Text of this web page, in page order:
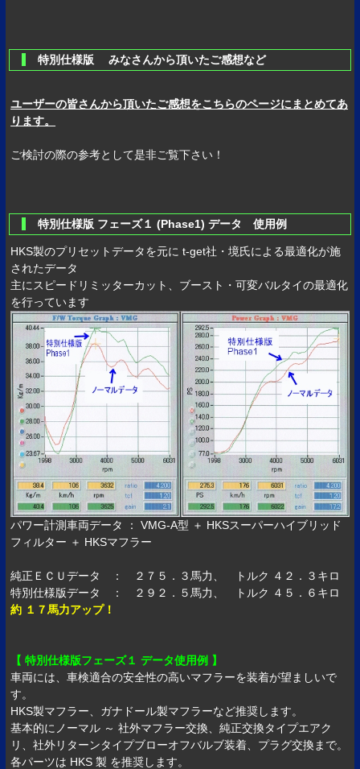
特別仕様版 みなさんから頂いたご感想など
ユーザーの皆さんから頂いたご感想をこちらのページにまとめてあ
ります。
ご検討の際の参考として是非ご覧下さい！
特別仕様版 フェーズ１ (Phase1) データ 使用例
HKS製のプリセットデータを元に t-get社・境氏による最適化が施
されたデータ
主にスピードリミッターカット、ブースト・可変バルタイの最適化
を行っています
パワー計測車両データ ： VMG-A型 ＋ HKSスーパーハイブリッド
フィルター ＋ HKSマフラー
純正ＥＣＵデータ ： ２７５．３馬力、 トルク ４２．３キロ
特別仕様版データ ： ２９２．５馬力、 トルク ４５．６キロ
約 １７馬力アップ！
【 特別仕様版フェーズ１ データ使用例 】
車両には、車検適合の安全性の高いマフラーを装着が望ましいで
す。
HKS製マフラー、ガナドール製マフラーなど推奨します。
基本的にノーマル ～ 社外マフラー交換、純正交換タイプエアク
リ、社外リターンタイプブローオフバルブ装着、プラグ交換まで。
各パーツは HKS 製 を推奨します。